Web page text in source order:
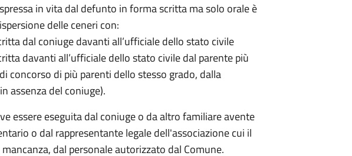
in vita dal defunto in forma scritta ma solo orale è
delle ceneri con:
dal coniuge davanti all’ufficiale dello stato civile
davanti all’ufficiale dello stato civile dal parente più
concorso di più parenti dello stesso grado, dalla
assenza del coniuge).
essere eseguita dal coniuge o da altro familiare avente
o dal rappresentante legale dell'associazione cui il
dal personale autorizzato dal Comune.